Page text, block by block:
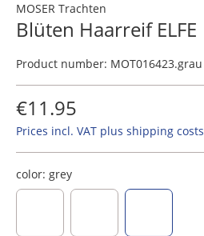
MOSER Trachten
Blüten Haarreif ELFE
Product number: MOT016423.grau
€11.95
Prices incl. VAT plus shipping costs
color: grey